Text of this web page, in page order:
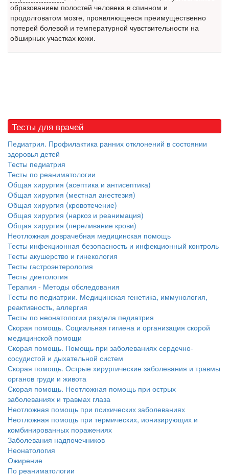
Местная анестезия развивает кардиотоксичность
Федеральная служба по
надзору в сфере
Закон о праве родителей находиться с детьми в
реанимации внесен в Госдуму
рассмотрение. Суть его
заключается в
родителей в
больничной палате
бесплатно, в течении всего срока лечения...
образованием полостей человека в спинном и
продолговатом мозге, проявляющееся преимущественно
потерей болевой и температурной чувствительности на
обширных участках кожи.
Тесты для врачей
Педиатрия. Профилактика ранних отклонений в состоянии
здоровья детей
Тесты педиатрия
Тесты по реаниматологии
Общая хирургия (асептика и антисептика)
Общая хирургия (местная анестезия)
Общая хирургия (кровотечение)
Общая хирургия (наркоз и реанимация)
Общая хирургия (переливание крови)
Неотложная доврачебная медицинская помощь
Тесты инфекционная безопасность и инфекционный контроль
Тесты акушерство и гинекология
Тесты гастроэнтерология
Тесты диетология
Терапия - Методы обследования
Тесты по педиатрии. Медицинская генетика, иммунология,
реактивность, аллергия
Тесты по неонатологии раздела педиатрия
Скорая помощь. Социальная гигиена и организация скорой
медицинской помощи
Скорая помощь. Помощь при заболеваниях сердечно-
сосудистой и дыхательной систем
Скорая помощь. Острые хирургические заболевания и травмы
органов груди и живота
Скорая помощь. Неотложная помощь при острых
заболеваниях и травмах глаза
Неотложная помощь при психических заболеваниях
Неотложная помощь при термических, ионизирующих и
комбинированных поражениях
Заболевания надпочечников
Неонатология
Ожирение
По реаниматологии